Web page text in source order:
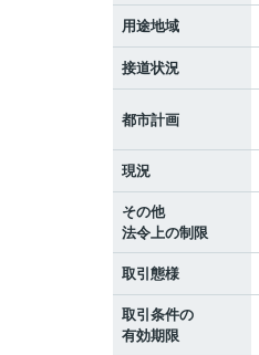
用途地域
接道状況
都市計画
現況
その他
法令上の制限
取引態様
取引条件の
有効期限